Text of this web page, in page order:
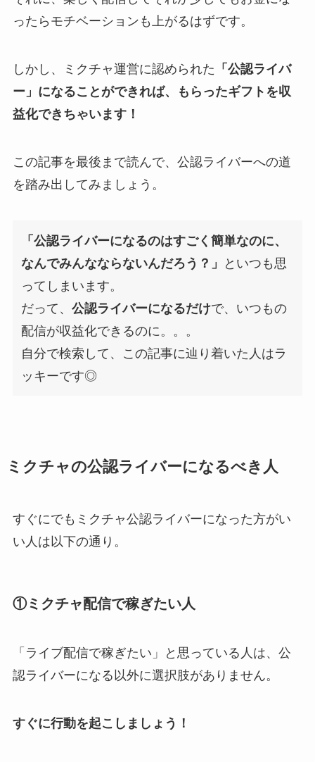
ったらモチベーションも上がるはずです。
しかし、ミクチャ運営に認められた 「公認ライバ
ー」になることができれば、もらったギフトを収
益化できちゃいます！
この記事を最後まで読んで、公認ライバーへの道
を踏み出してみましょう。
「公認ライバーになるのはすごく簡単なのに、
なんでみんなならないんだろう？」
といつも思
ってしまいます。
だって、公認ライバーになるだけで、いつもの
配信が収益化できるのに。。。
自分で検索して、この記事に辿り着いた人はラ
ッキーです◎
ミクチャの公認ライバーになるべき人
すぐにでもミクチャ公認ライバーになった方がい
い人は以下の通り。
①ミクチャ配信で稼ぎたい人
「ライブ配信で稼ぎたい」と思っている人は、公
認ライバーになる以外に選択肢がありません。
すぐに行動を起こしましょう！